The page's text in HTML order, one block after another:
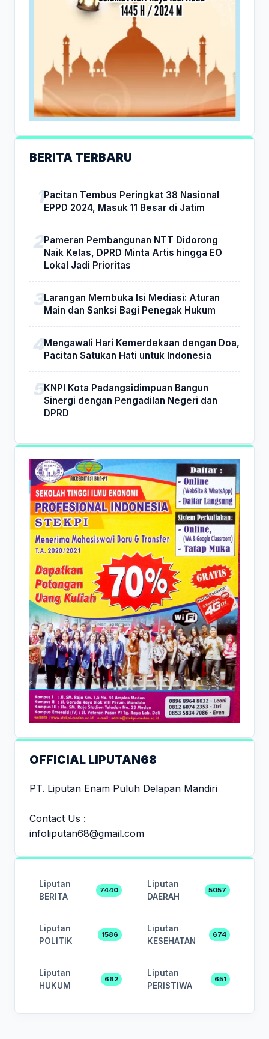
BERITA TERBARU
Pacitan Tembus Peringkat 38 Nasional
EPPD 2024, Masuk 11 Besar di Jatim
Pameran Pembangunan NTT Didorong
Naik Kelas, DPRD Minta Artis hingga EO
Lokal Jadi Prioritas
Larangan Membuka Isi Mediasi: Aturan
Main dan Sanksi Bagi Penegak Hukum
Mengawali Hari Kemerdekaan dengan Doa,
Pacitan Satukan Hati untuk Indonesia
KNPI Kota Padangsidimpuan Bangun
Sinergi dengan Pengadilan Negeri dan
DPRD
OFFICIAL LIPUTAN68
PT. Liputan Enam Puluh Delapan Mandiri
Contact Us :
infoliputan68@gmail.com
Liputan
BERITA
7440
Liputan
DAERAH
5057
Liputan
POLITIK
1586
Liputan
KESEHATAN
674
Liputan
HUKUM
662
Liputan
PERISTIWA
651